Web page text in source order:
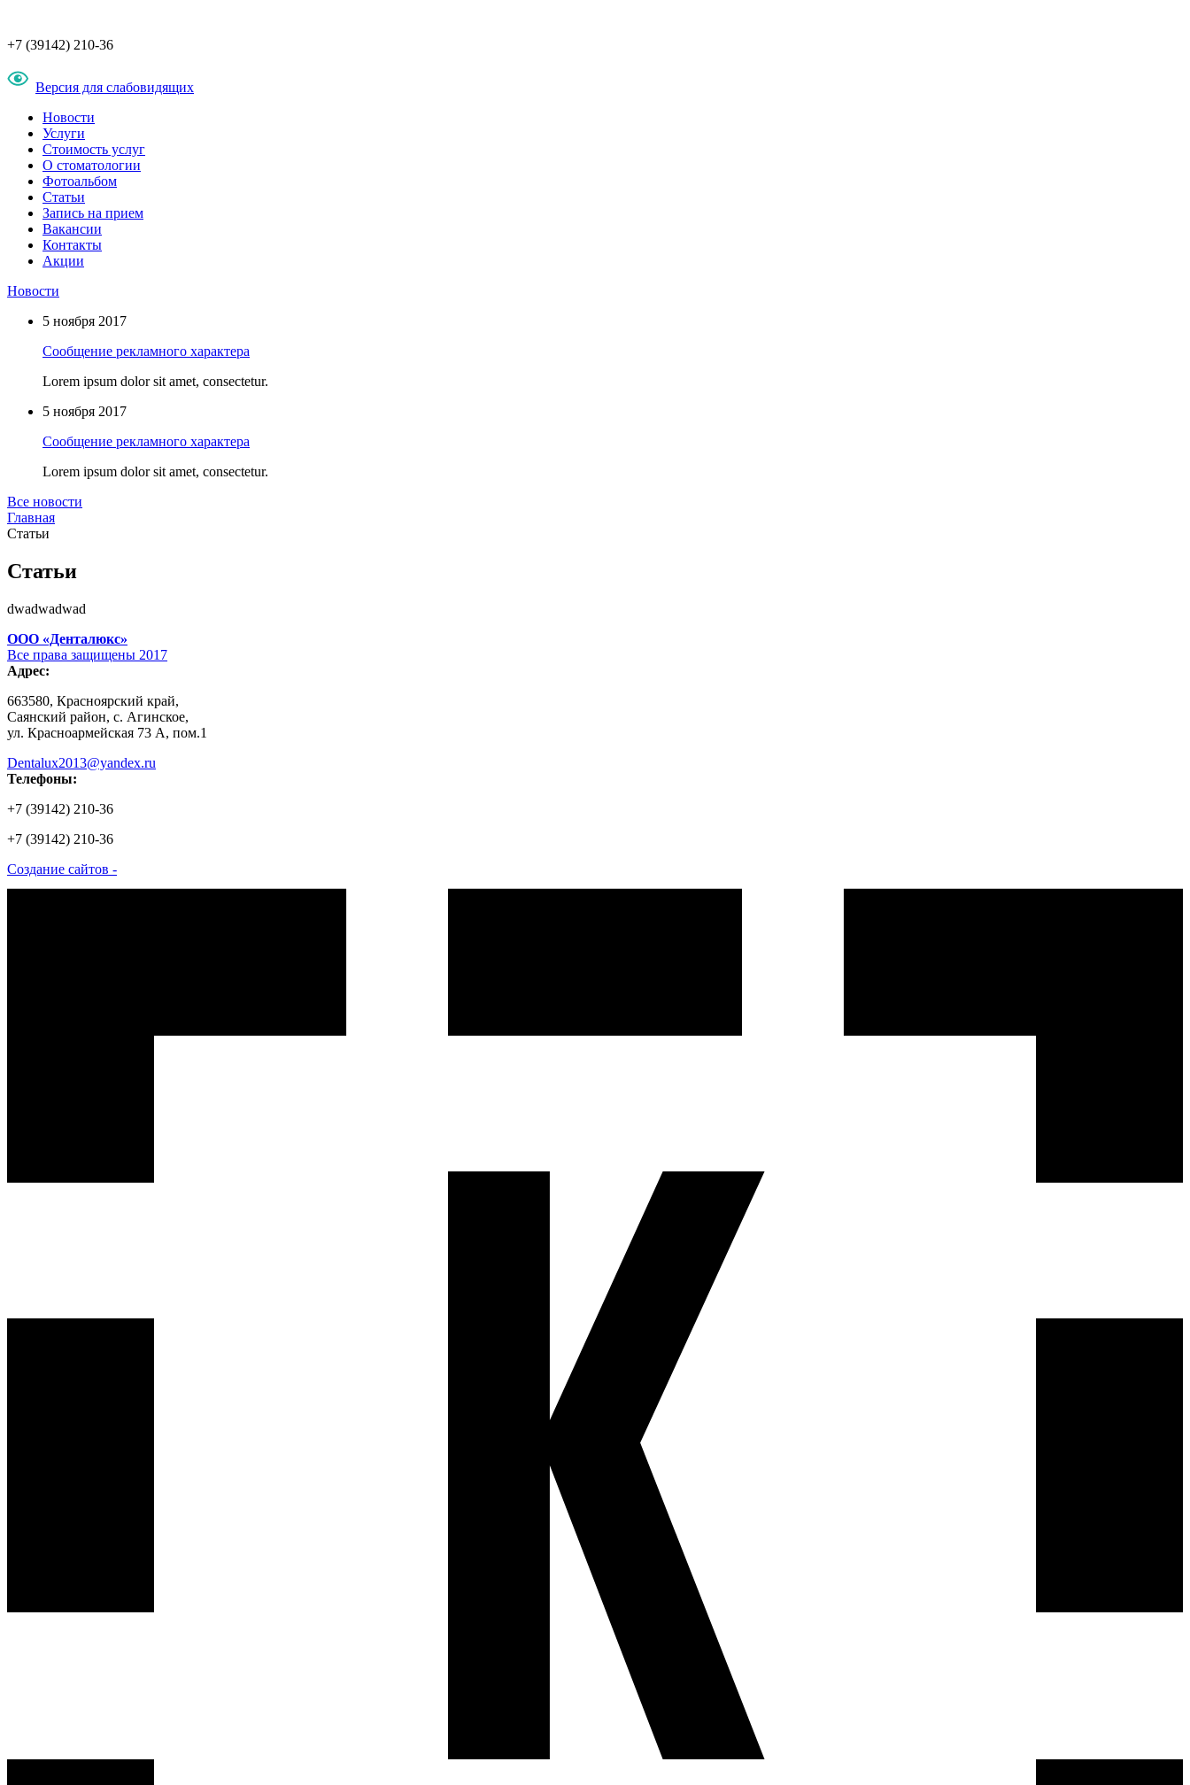
+7 (39142) 210-36
Версия для слабовидящих
Новости
Услуги
Стоимость услуг
О стоматологии
Фотоальбом
Статьи
Запись на прием
Вакансии
Контакты
Акции
Новости
5 ноября 2017
Сообщение рекламного характера
Lorem ipsum dolor sit amet, consectetur.
5 ноября 2017
Сообщение рекламного характера
Lorem ipsum dolor sit amet, consectetur.
Все новости
Главная
Статьи
Статьи
dwadwadwad
ООО «Денталюкс»
Все права защищены 2017
Адрес:
663580, Красноярский край,
Саянский район, с. Агинское,
ул. Красноармейская 73 А, пом.1
Dentalux2013@yandex.ru
Телефоны:
+7 (39142) 210-36
+7 (39142) 210-36
Создание сайтов -